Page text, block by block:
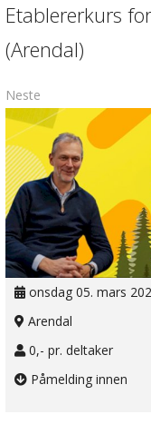
Etablererkurs
(Arendal)
Neste
onsdag 05. mars
Arendal
0,- pr. deltaker
Påmelding innen